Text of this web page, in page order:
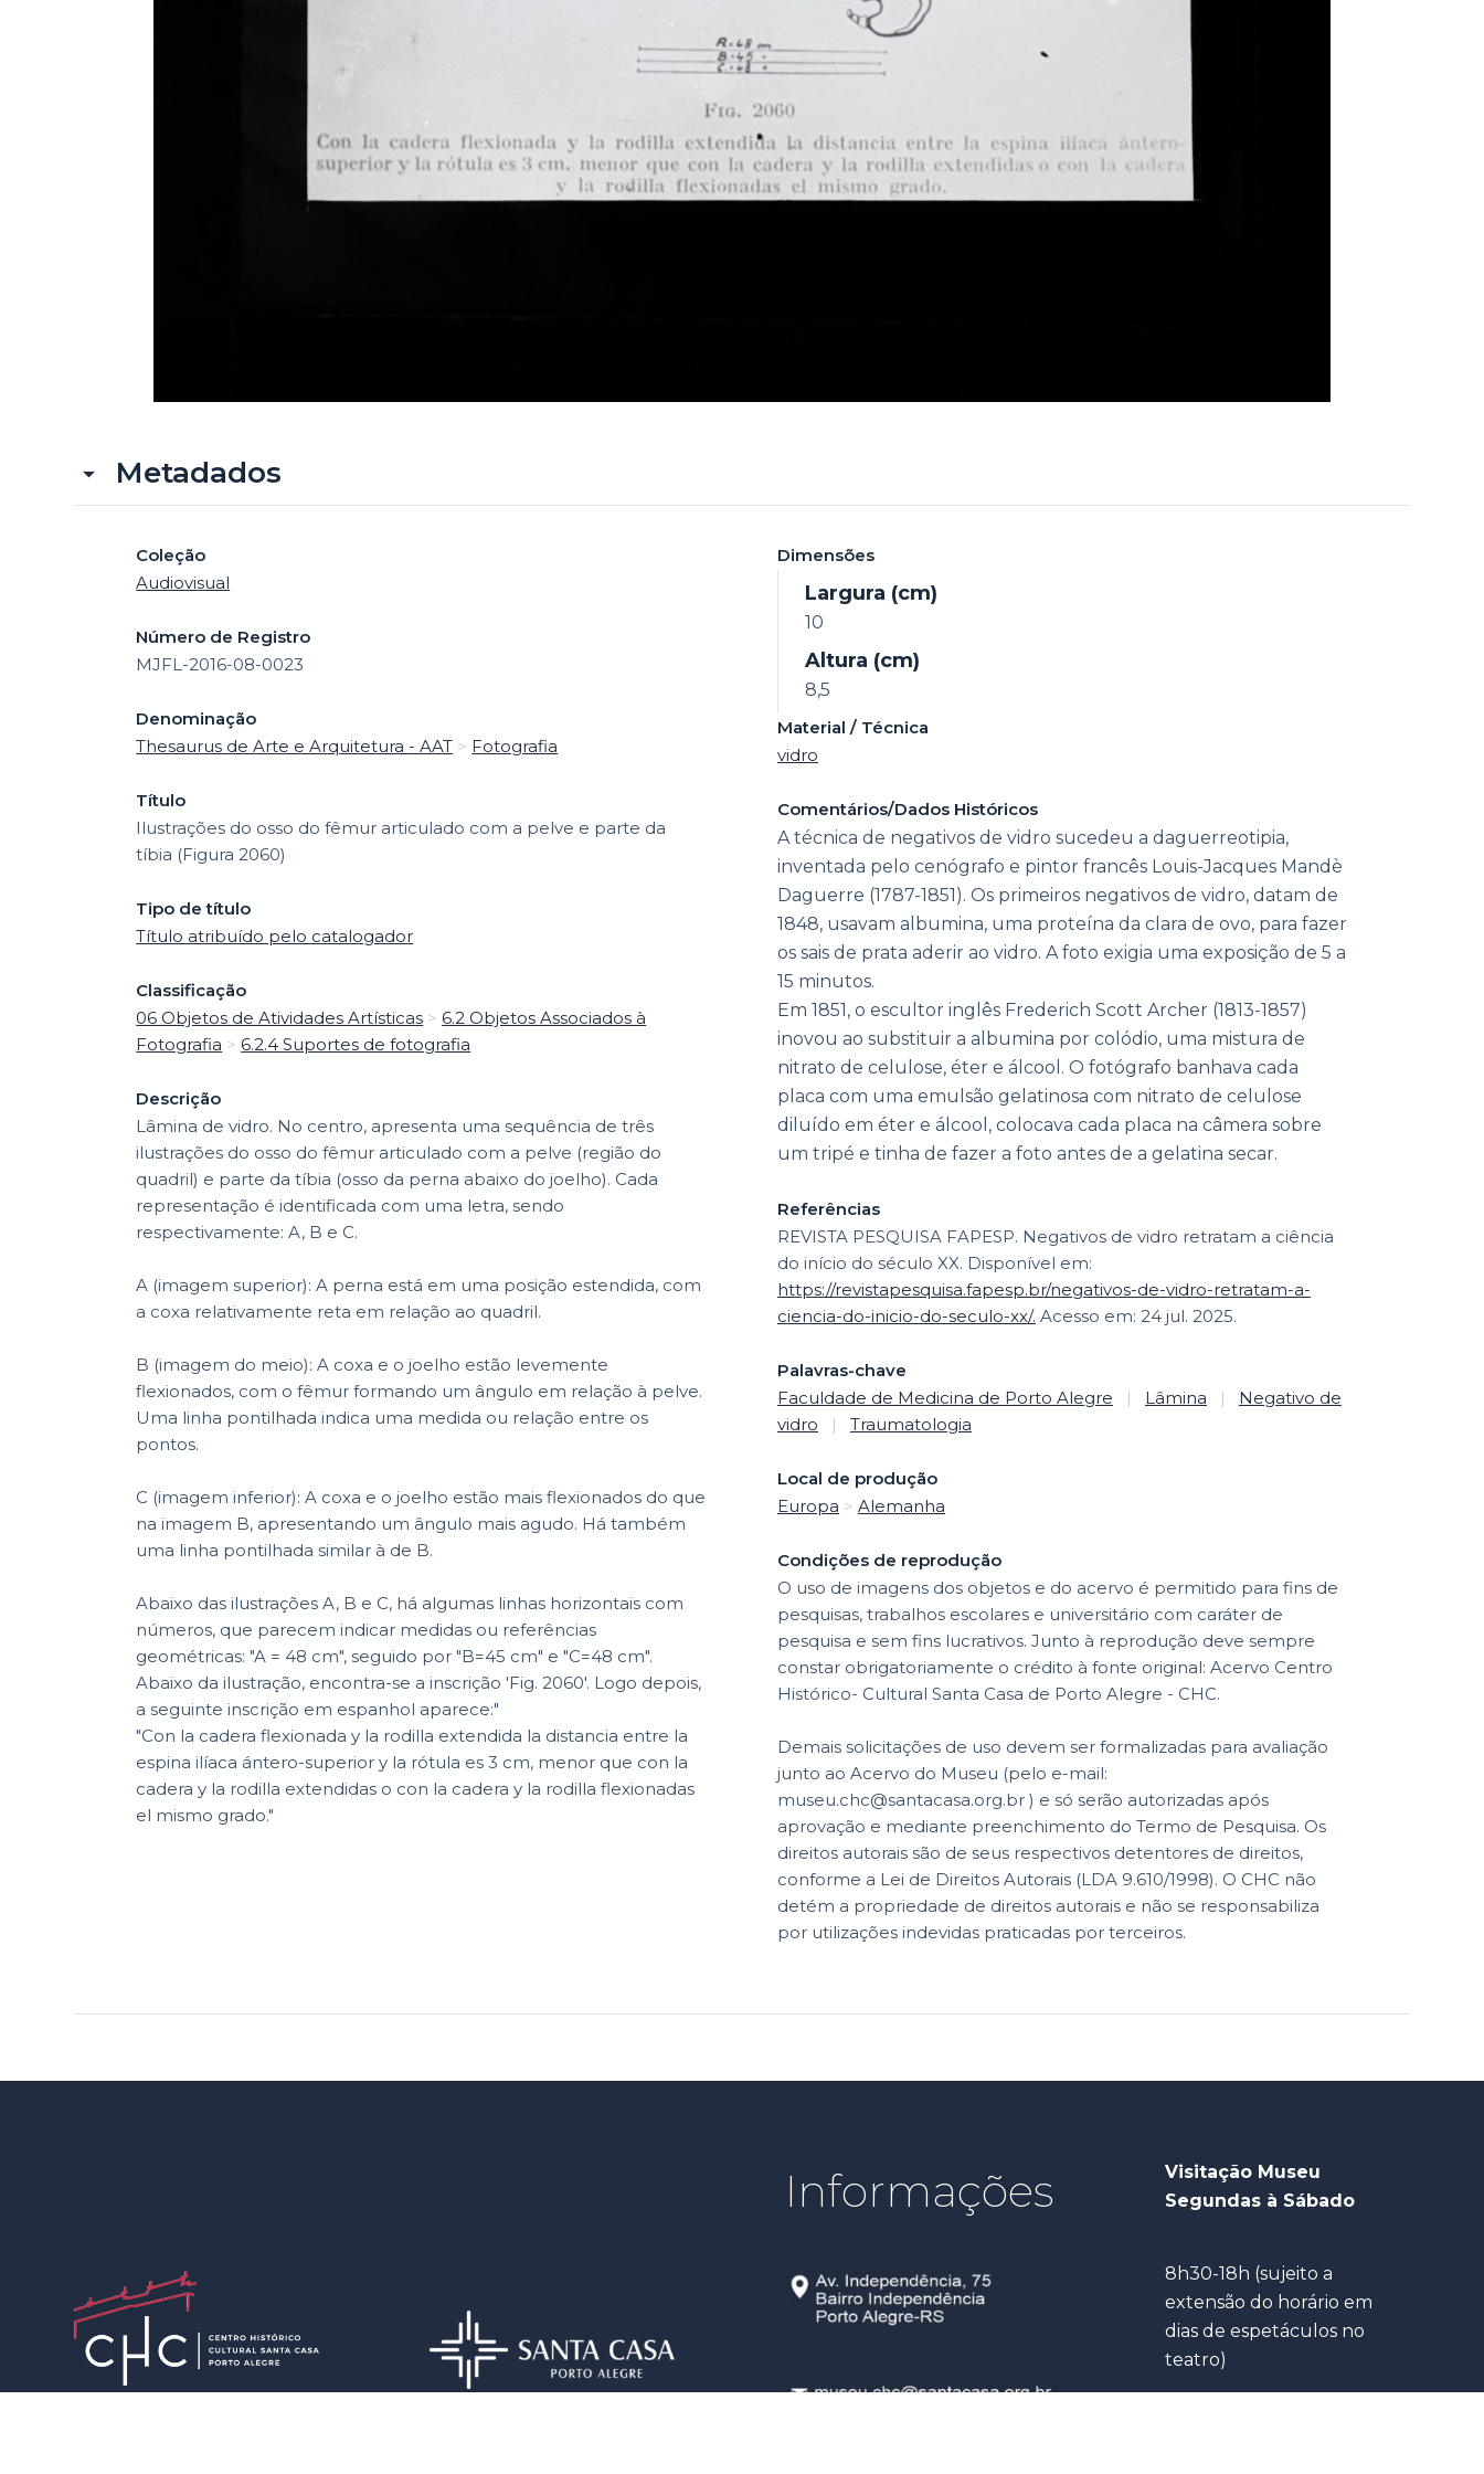
Metadados
Coleção
Audiovisual
Número de Registro
MJFL-2016-08-0023
Denominação
Thesaurus de Arte e Arquitetura - AAT > Fotografia
Título
Ilustrações do osso do fêmur articulado com a pelve e parte da
tíbia (Figura 2060)
Tipo de título
Título atribuído pelo catalogador
Classificação
06 Objetos de Atividades Artísticas > 6.2 Objetos Associados à
Fotografia > 6.2.4 Suportes de fotografia
Descrição
Lâmina de vidro. No centro, apresenta uma sequência de três
ilustrações do osso do fêmur articulado com a pelve (região do
quadril) e parte da tíbia (osso da perna abaixo do joelho). Cada
representação é identificada com uma letra, sendo
respectivamente: A, B e C.
A (imagem superior): A perna está em uma posição estendida, com
a coxa relativamente reta em relação ao quadril.
B (imagem do meio): A coxa e o joelho estão levemente
flexionados, com o fêmur formando um ângulo em relação à pelve.
Uma linha pontilhada indica uma medida ou relação entre os
pontos.
C (imagem inferior): A coxa e o joelho estão mais flexionados do que
na imagem B, apresentando um ângulo mais agudo. Há também
uma linha pontilhada similar à de B.
Abaixo das ilustrações A, B e C, há algumas linhas horizontais com
números, que parecem indicar medidas ou referências
geométricas: "A = 48 cm", seguido por "B=45 cm" e "C=48 cm".
Abaixo da ilustração, encontra-se a inscrição 'Fig. 2060'. Logo depois,
a seguinte inscrição em espanhol aparece:"
"Con la cadera flexionada y la rodilla extendida la distancia entre la
espina ilíaca ántero-superior y la rótula es 3 cm, menor que con la
cadera y la rodilla extendidas o con la cadera y la rodilla flexionadas
el mismo grado."
Dimensões
Largura (cm)
10
Altura (cm)
8,5
Material / Técnica
vidro
Comentários/Dados Históricos
A técnica de negativos de vidro sucedeu a daguerreotipia,
inventada pelo cenógrafo e pintor francês Louis-Jacques Mandè
Daguerre (1787-1851). Os primeiros negativos de vidro, datam de
1848, usavam albumina, uma proteína da clara de ovo, para fazer
os sais de prata aderir ao vidro. A foto exigia uma exposição de 5 a
15 minutos.
Em 1851, o escultor inglês Frederich Scott Archer (1813-1857)
inovou ao substituir a albumina por colódio, uma mistura de
nitrato de celulose, éter e álcool. O fotógrafo banhava cada
placa com uma emulsão gelatinosa com nitrato de celulose
diluído em éter e álcool, colocava cada placa na câmera sobre
um tripé e tinha de fazer a foto antes de a gelatina secar.
Referências
REVISTA PESQUISA FAPESP. Negativos de vidro retratam a ciência
do início do século XX. Disponível em:
https://revistapesquisa.fapesp.br/negativos-de-vidro-retratam-a-
ciencia-do-inicio-do-seculo-xx/. Acesso em: 24 jul. 2025.
Palavras-chave
Faculdade de Medicina de Porto Alegre
| Lâmina |
Negativo de
vidro
| Traumatologia
Local de produção
Europa > Alemanha
Condições de reprodução
O uso de imagens dos objetos e do acervo é permitido para fins de
pesquisas, trabalhos escolares e universitário com caráter de
pesquisa e sem fins lucrativos. Junto à reprodução deve sempre
constar obrigatoriamente o crédito à fonte original: Acervo Centro
Histórico- Cultural Santa Casa de Porto Alegre - CHC.
Demais solicitações de uso devem ser formalizadas para avaliação
junto ao Acervo do Museu (pelo e-mail:
museu.chc@santacasa.org.br ) e só serão autorizadas após
aprovação e mediante preenchimento do Termo de Pesquisa. Os
direitos autorais são de seus respectivos detentores de direitos,
conforme a Lei de Direitos Autorais (LDA 9.610/1998). O CHC não
detém a propriedade de direitos autorais e não se responsabiliza
por utilizações indevidas praticadas por terceiros.
Informações
Visitação Museu
Segundas à Sábado
8h30-18h (sujeito a
extensão do horário em
dias de espetáculos no
teatro)